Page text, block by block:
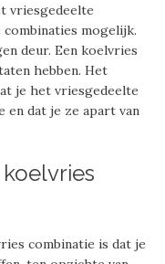
vriesgedeelte
mogelijk.
deur. Een koelvries
hebben. Het
je het vriesgedeelte
en dat je ze apart van
combinatie is dat je